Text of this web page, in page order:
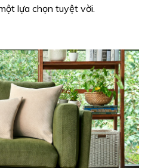
lựa chọn tuyệt vời.